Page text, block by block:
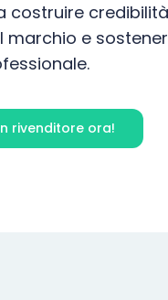
costruire
marchio e
rivenditore ora!